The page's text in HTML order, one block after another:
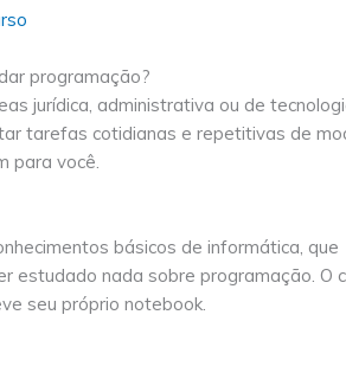
programação?
jurídica, administrativa ou de
tarefas cotidianas e repetitivas de
para você.
básicos de informática, que
estudado nada sobre programação. O
seu próprio notebook.